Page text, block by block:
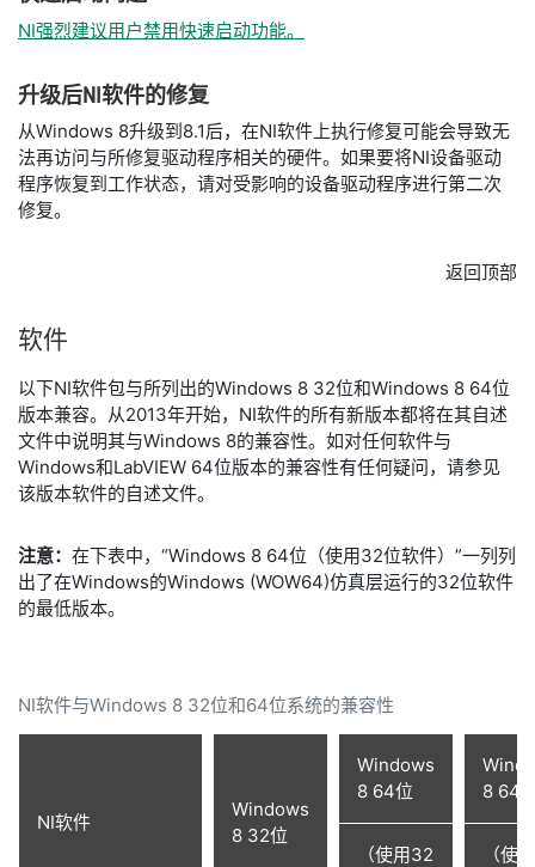
NI强烈建议用户禁用快速启动功能。
升级后NI软件的修复
从Windows 8升级到8.1后，在NI软件上执行修复可能会导致无
法再访问与所修复驱动程序相关的硬件。如果要将NI设备驱动
程序恢复到工作状态，请对受影响的设备驱动程序进行第二次
修复。
返回顶部
软件
以下NI软件包与所列出的Windows 8 32位和Windows 8 64位
版本兼容。从2013年开始，NI软件的所有新版本都将在其自述
文件中说明其与Windows 8的兼容性。如对任何软件与
Windows和LabVIEW 64位版本的兼容性有任何疑问，请参见
该版本软件的自述文件。
注意： 在下表中，“Windows 8 64位（使用32位软件）”一列列
出了在Windows的Windows (WOW64)仿真层运行的32位软件
的最低版本。
NI软件与Windows 8 32位和64位系统的兼容性
NI软件
Windows
8 32位
Windows
8 64位
8 64
（使用32
（使